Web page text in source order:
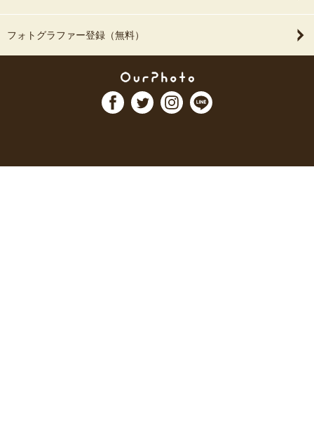
フォトグラファー登録（無料）